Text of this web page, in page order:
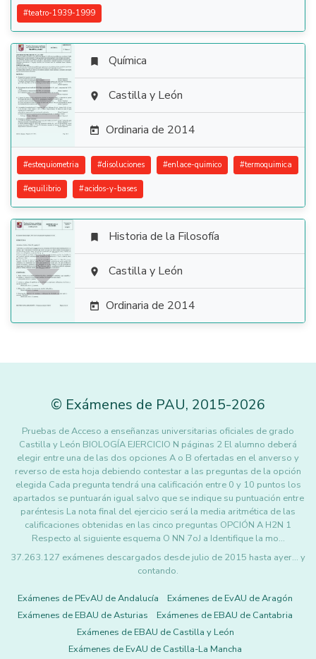
#teatro-1939-1999

 Química
 Castilla y León
 Ordinaria de 2014
#estequiometria #disoluciones #enlace-quimico #termoquimica
#equilibrio #acidos-y-bases

 Historia de la Filosofía
 Castilla y León
 Ordinaria de 2014
© Exámenes de PAU, 2015-2026
Pruebas de Acceso a enseñanzas universitarias oficiales de grado
Castilla y León BIOLOGÍA EJERCICIO N páginas 2 El alumno deberá
elegir entre una de las dos opciones A o B ofertadas en el anverso y
reverso de esta hoja debiendo contestar a las preguntas de la opción
elegida Cada pregunta tendrá una calificación entre 0 y 10 puntos los
apartados se puntuarán igual salvo que se indique su puntuación entre
paréntesis La nota final del ejercicio será la media aritmética de las
calificaciones obtenidas en las cinco preguntas OPCIÓN A H2N 1
Respecto al siguiente esquema O NN 7oJ a Identifique la mo…
37.263.127 exámenes descargados desde julio de 2015 hasta ayer... y
contando.
Exámenes de PEvAU de Andalucía
Exámenes de EvAU de Aragón
Exámenes de EBAU de Asturias
Exámenes de EBAU de Cantabria
Exámenes de EBAU de Castilla y León
Exámenes de EvAU de Castilla-La Mancha